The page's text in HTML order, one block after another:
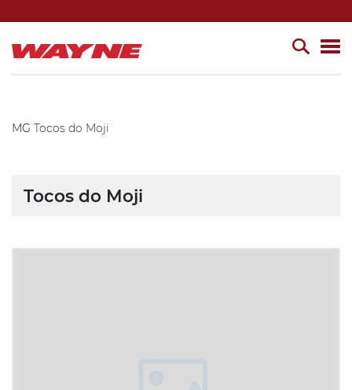
MG Tocos do Moji
Tocos do Moji